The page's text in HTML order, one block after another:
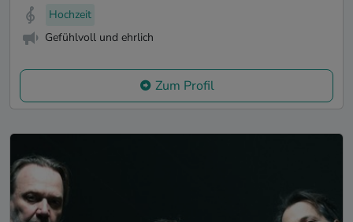
Hochzeit
Gefühlvoll und ehrlich
Zum Profil